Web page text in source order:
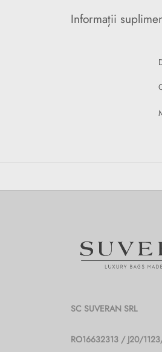
Informații
SC SUVERAN SRL
RO16632313 / J20/